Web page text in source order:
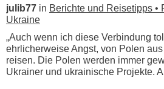
julib77 in Berichte und Reisetipps •
Ukraine
„Auch wenn ich diese Verbindung
ehrlicherweise Angst, von Polen
reisen. Die Polen werden immer
Ukrainer und ukrainische Projekte.